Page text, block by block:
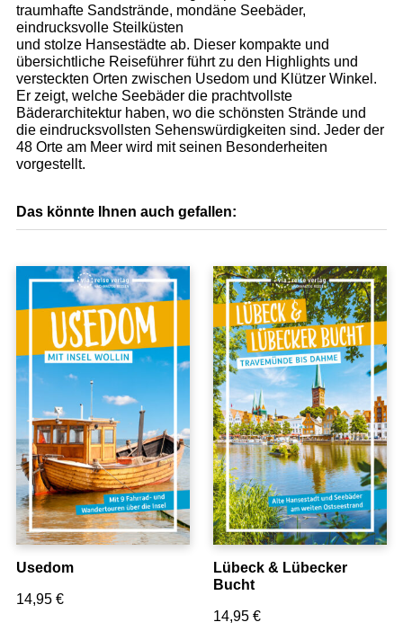
traumhafte Sandstrände, mondäne Seebäder,
eindrucksvolle Steilküsten
und stolze Hansestädte ab. Dieser kompakte und
übersichtliche Reiseführer führt zu den Highlights und
versteckten Orten zwischen Usedom und Klützer Winkel.
Er zeigt, welche Seebäder die prachtvollste
Bäderarchitektur haben, wo die schönsten Strände und
die eindrucksvollsten Sehenswürdigkeiten sind. Jeder der
48 Orte am Meer wird mit seinen Besonderheiten
vorgestellt.
Das könnte Ihnen auch gefallen:
Usedom
14,95 €
Lübeck & Lübecker
Bucht
14,95€